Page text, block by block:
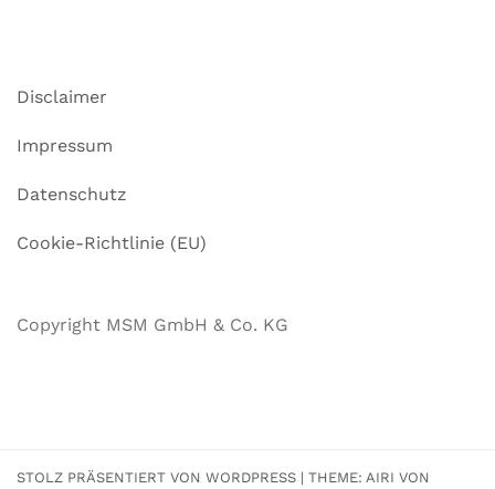
Disclaimer
Impressum
Datenschutz
Cookie-Richtlinie (EU)
Copyright MSM GmbH & Co. KG
STOLZ PRÄSENTIERT VON WORDPRESS | THEME: AIRI VON